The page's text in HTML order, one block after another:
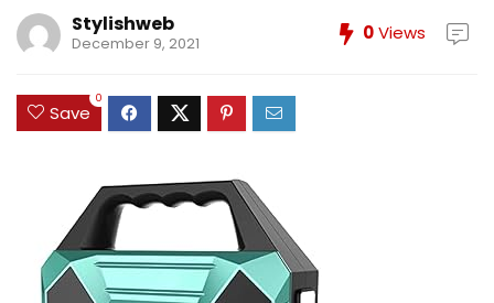
Stylishweb
December 9, 2021 0Views
Save
0